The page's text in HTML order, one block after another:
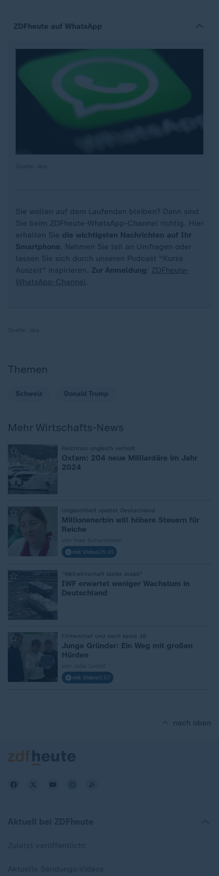
ZDFheute auf WhatsApp
Sie wollen auf dem Laufenden bleiben? Dann sind
Sie beim ZDFheute-WhatsApp-Channel richtig. Hier
erhalten Sie die wichtigsten Nachrichten auf Ihr
Smartphone. Nehmen Sie teil an Umfragen oder
lassen Sie sich durch unseren Podcast "Kurze
Auszeit" inspirieren. Zur Anmeldung : ZDFheute-
WhatsApp-Channel.
Themen
Schweiz Donald Trump
Mehr Wirtschafts-News
Reichtum ungleich verteilt
Oxfam: 204 neue Milliardäre im Jahr
2024
Ungleichheit spaltet Deutschland
Millionenerbin will höhere Steuern für
Reiche
mit Video28:45
"Weltwirtschaft bleibt stabil"
IWF erwartet weniger Wachstum in
Deutschland
Firmenchef und noch keine 18
Junge Gründer: Ein Weg mit großen
Hürden
mit Video3:57
nach oben